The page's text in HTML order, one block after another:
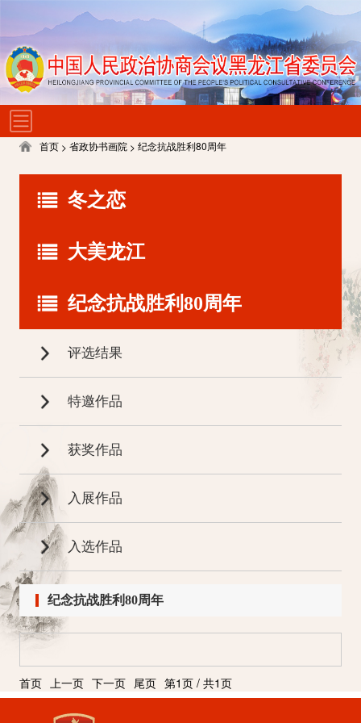
首页 > 省政协书画院 > 纪念抗战胜利80周年
冬之恋
获奖作品
入选作品
特邀作品
大美龙江
获奖作品
入展作品
入选作品
特邀作品
纪念抗战胜利80周年
评选结果
特邀作品
获奖作品
入展作品
入选作品
纪念抗战胜利80周年
首页 上一页 下一页 尾页 第1页 / 共1页